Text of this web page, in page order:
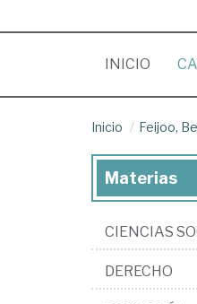
INICIO
Inicio Feijoo,
Materias
CIENCIAS
DERECHO